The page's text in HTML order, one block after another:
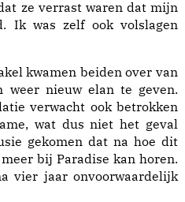
ze verrast waren dat mijn
Ik was zelf ook volslagen
kwamen beiden over van
nieuw elan te geven.
verwacht ook betrokken
wat dus niet het geval
gekomen dat na hoe dit
bij Paradise kan horen.
vier jaar onvoorwaardelijk